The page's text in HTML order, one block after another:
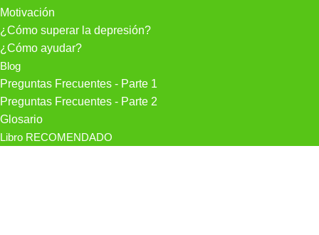
Motivación
¿Cómo superar la depresión?
¿Cómo ayudar?
Blog
Preguntas Frecuentes - Parte 1
Preguntas Frecuentes - Parte 2
Glosario
Libro RECOMENDADO